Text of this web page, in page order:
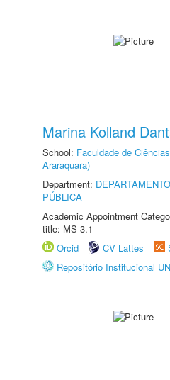
Marina Kolland
School: Faculdade de
Araraquara)
Department:
PÚBLICA
Academic Appointment
title: MS-3.1
Orcid
CV Lattes
Repositório Institucional